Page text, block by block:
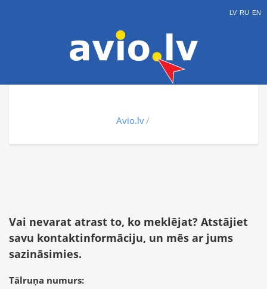
LV RU EN
Avio.lv
Vai nevarat atrast to, ko meklējat? Atstājiet
savu kontaktinformāciju, un mēs ar jums
sazināsimies.
Tālruņa numurs: